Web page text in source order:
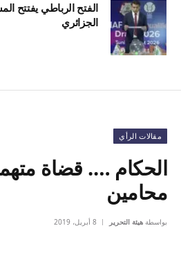
الفتح الرباطي يفتتح
الجزائري
مقالات الرأي
الحكام …. قضاة
محامين
بواسطة هيئة التحرير 8 أبريل، 2019